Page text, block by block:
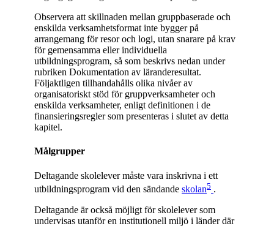
Observera att skillnaden mellan gruppbaserade och
enskilda verksamhetsformat inte bygger på
arrangemang för resor och logi, utan snarare på krav
för gemensamma eller individuella
utbildningsprogram, så som beskrivs nedan under
rubriken Dokumentation av läranderesultat.
Följaktligen tillhandahålls olika nivåer av
organisatoriskt stöd för gruppverksamheter och
enskilda verksamheter, enligt definitionen i de
finansieringsregler som presenteras i slutet av detta
kapitel.
Målgrupper
Deltagande skolelever måste vara inskrivna i ett
utbildningsprogram vid den sändande skolan5 .
Deltagande är också möjligt för skolelever som
undervisas utanför en institutionell miljö i länder där